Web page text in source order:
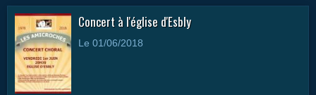
Concert à l'église d'Esbly
Le 01/06/2018